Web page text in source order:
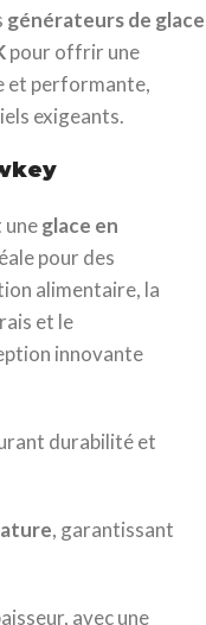
générateurs de glace
pour offrir une
et performante,
exigeants.
uneglace en
pour des
alimentaire, la
et le
innovante
durabilité et
, garantissant
avec une